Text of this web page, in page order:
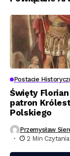
Postacie
Święty Florian
patron
Polskiego
Przemysław
2 Min Czytania